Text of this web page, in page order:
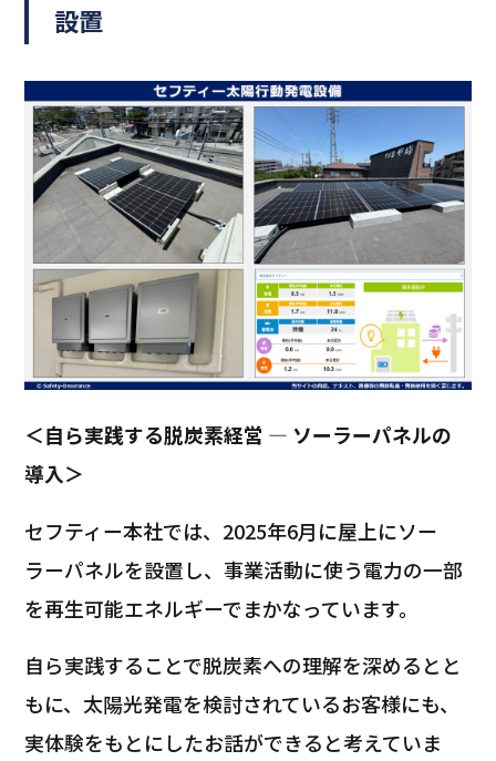
設置
＜自ら実践する脱炭素経営 ― ソーラーパネルの
導入＞
セフティー本社では、2025年6月に屋上にソー
ラーパネルを設置し、事業活動に使う電力の一部
を再生可能エネルギーでまかなっています。
自ら実践することで脱炭素への理解を深めるとと
もに、太陽光発電を検討されているお客様にも、
実体験をもとにしたお話ができると考えていま